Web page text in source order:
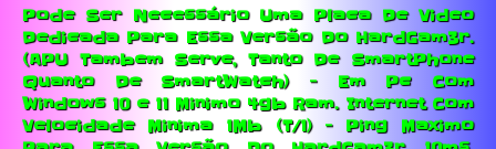
Pode Ser Necessário Uma Placa De Video
Dedicada Para Essa Versão Do HardGam3r.
(APU Tambem Serve, Tanto De SmartPhone
Quanto De SmartWatch) - Em Pc Com
Windows 10 e 11 Minimo 4gb Ram. Internet Com
Velocidade Minima 1Mb (T/1) - Ping Maximo